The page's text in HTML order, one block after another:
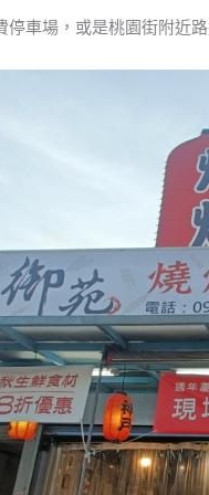
停車場，或是桃園街附近